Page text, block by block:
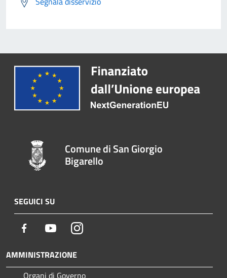
Comune di San Giorgio
Bigarello
SEGUICI SU
Facebook YoutubeInstagram
AMMINISTRAZIONE
Organi di Governo